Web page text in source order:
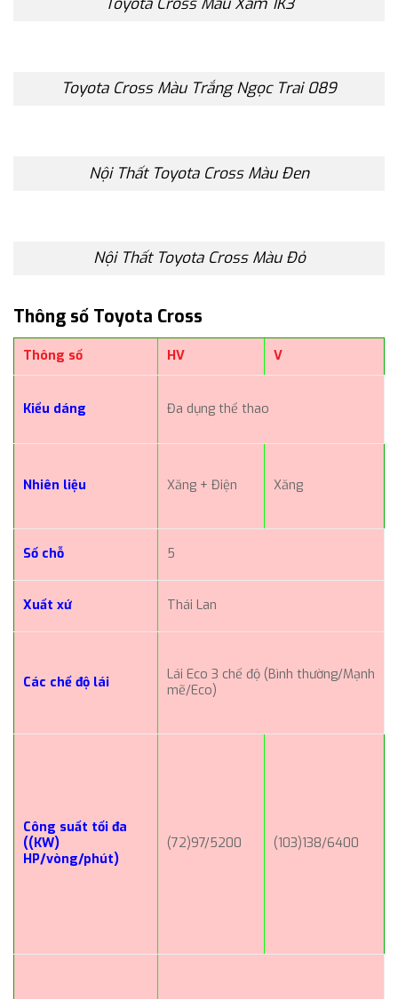
Toyota Cross Màu Trắng Ngọc Trai 089
Nội Thất Toyota Cross Màu Đen
Nội Thất Toyota Cross Màu Đỏ
Thông số Toyota Cross
Thông số HV V
Kiểu dáng Đa dụng thể thao
Nhiên liệu Xăng + Điện Xăng
Số chỗ 5
Xuất xứ Thái Lan
Các chế độ lái
Lái Eco 3 chế độ (Bình thường/Mạnh
mẽ/Eco)
Công suất tối đa
((KW)
HP/vòng/phút)
(72)97/5200 (103)138/6400